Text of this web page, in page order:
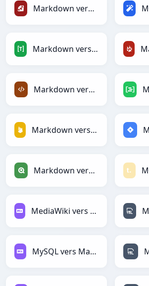
Markdown vers Ruby
Markdown vers TOML
Markdown vers XML
Markdown vers Firebase
Markdown vers Qlik
MediaWiki vers Markdown
MySQL vers Markdown